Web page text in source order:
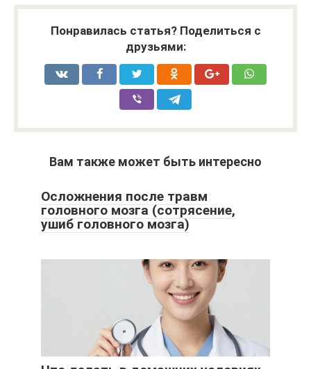
Понравилась статья? Поделиться с
друзьями:
Вам также может быть интересно
Осложнения после травм
головного мозга (сотрясение,
ушиб головного мозга)